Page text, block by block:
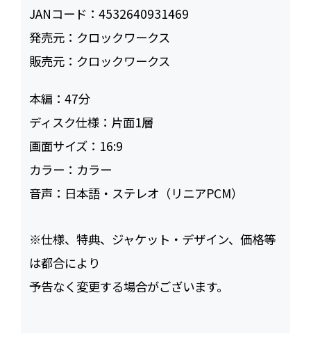
JANコード：4532640931469
発売元： クロックワークス
販売元： クロックワークス
本編：47
ディスク仕様： 片面1層
画面サイズ： 16:9
カラー： カラー
音声： 日本語・ステレオ（リニアPCM）
※仕様、特典、ジャケット・デザイン、価格等
は都合により
予告なく変更する場合がございます。